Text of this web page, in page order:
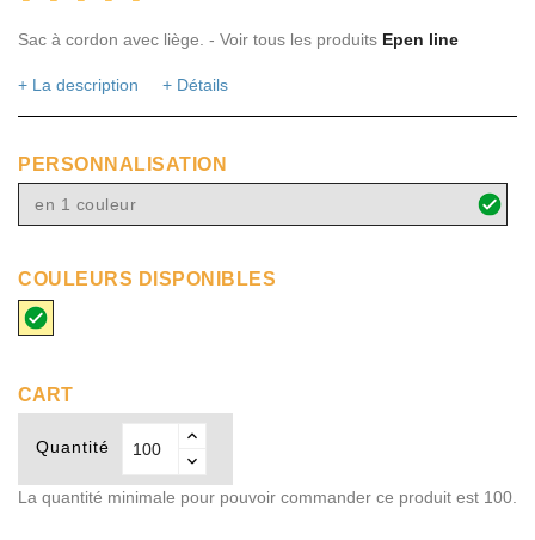
Sac à cordon avec liège. - Voir tous les produits Epen line
+ La description + Détails
PERSONNALISATION
en 1 couleur
COULEURS DISPONIBLES
beige
CART
Quantité
La quantité minimale pour pouvoir commander ce produit est 100.